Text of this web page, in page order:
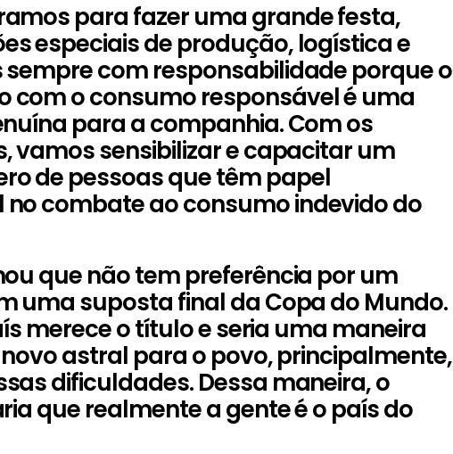
para fazer uma grande festa,
especiais de produção, logística e
sempre com responsabilidade porque o
com o consumo responsável é uma
para a companhia. Com os
vamos sensibilizar e capacitar um
de pessoas que têm papel
combate ao consumo indevido do
que não tem preferência por um
uma suposta final da Copa do Mundo.
merece o título e seria uma maneira
astral para o povo, principalmente,
dificuldades. Dessa maneira, o
que realmente a gente é o país do